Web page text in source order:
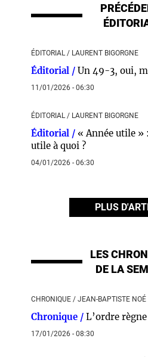
ÉDITORIAL / LAURENT BIGORGNE
Éditorial / Un 49-3, oui,
11/01/2026 - 06:30
ÉDITORIAL / LAURENT BIGORGNE
Éditorial / « Année utile »
utile à quoi ?
04/01/2026 - 06:30
PLUS
LES
DE LA
CHRONIQUE / JEAN-BAPTISTE NOÉ
Chronique / L’ordre
17/01/2026 - 08:30